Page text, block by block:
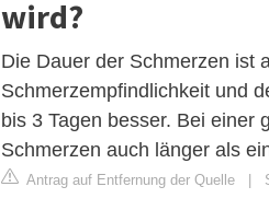
wird?
Die Dauer der Schmerzen ist
Schmerzempfindlichkeit und
bis 3 Tagen besser. Bei einer
Schmerzen auch länger als
Antrag auf Entfernung der Quelle